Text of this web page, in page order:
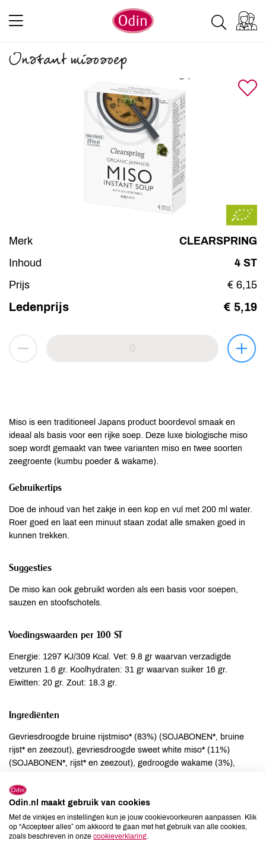
Instant misosoep
Merk
CLEARSPRING
Inhoud
4 ST
Prijs
€ 6,15
Ledenprijs € 5,19
Miso is een traditioneel Japans product boordevol smaak en
ideaal als basis voor een rijke soep. Deze luxe biologische miso
soep wordt gemaakt van twee varianten miso en twee soorten
zeegroente (kumbu poeder & wakame).
Gebruikertips
Doe de inhoud van het zakje in een kop en vul met 200 ml water.
Roer goed en laat een minuut staan zodat alle smaken goed in
kunnen trekken.
Suggesties
De miso kan ook gebruikt worden als een basis voor soepen,
sauzen en stoofschotels.
Voedingswaarden per 100 ST
Energie: 1297 KJ/309 Kcal. Vet: 9.8 gr waarvan verzadigde
vetzuren 1.6 gr. Koolhydraten: 31 gr waarvan suiker 16 gr.
Eiwitten: 20 gr. Zout: 18.3 gr.
Ingrediënten
Gevriesdroogde bruine rijstmiso* (83%) (SOJABONEN*, bruine
rijst* en zeezout), gevriesdroogde sweet white miso* (11%)
(SOJABONEN*, rijst* en zeezout), gedroogde wakame (3%),
Allergenen
Aardnoten
niet aanwezig
Odin.nl maakt gebruik van cookies
Met de vinkjes en instellingen kun je jouw cookievoorkeuren aanpassen. Klik
op “Accepteer alles” om akkoord te gaan met het gebruik van alle cookies,
zoals beschreven in onze cookieverklaring